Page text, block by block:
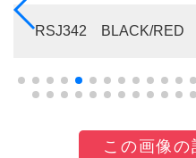
RSJ342 BLACK/RED
この画像